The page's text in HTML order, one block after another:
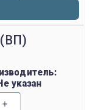
(ВП)
указан
+